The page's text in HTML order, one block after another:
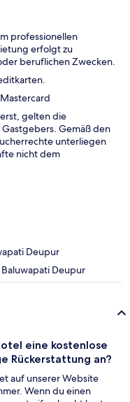
professionellen
erfolgt zu
beruflichen Zwecken.
gelten die
Gemäß den
unterliegen
nicht dem
Deupur
Deupur
eine kostenlose
Rückerstattung an?
auf unserer Website
Wenn du einen